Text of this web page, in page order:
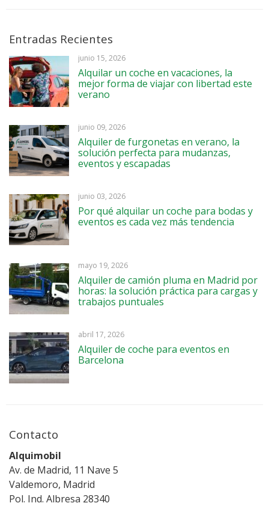
Entradas Recientes
junio 15, 2026
Alquilar un coche en vacaciones, la
mejor forma de viajar con libertad este
verano
junio 09, 2026
Alquiler de furgonetas en verano, la
solución perfecta para mudanzas,
eventos y escapadas
junio 03, 2026
Por qué alquilar un coche para bodas y
eventos es cada vez más tendencia
mayo 19, 2026
Alquiler de camión pluma en Madrid por
horas: la solución práctica para cargas y
trabajos puntuales
abril 17, 2026
Alquiler de coche para eventos en
Barcelona
Contacto
Alquimobil
Av. de Madrid, 11 Nave 5
Valdemoro, Madrid
Pol. Ind. Albresa 28340